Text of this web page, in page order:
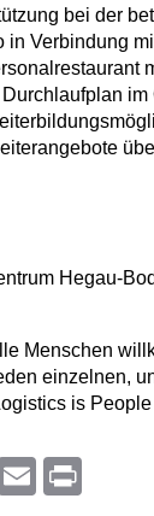
bei der
in Verbindung
im
Hegau-
Menschen
einzelnen,
is
Email